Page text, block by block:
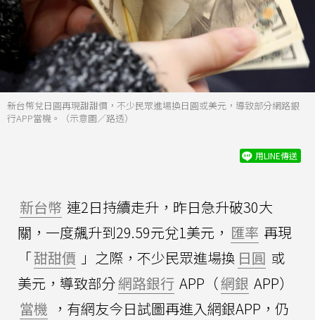
新台幣兌日圓再現甜甜價，不少民眾進場換日圓或美元，導致部分網路銀
行APP當機。（示意圖／路透）
用LINE傳送
新台幣 連2日持續走升，昨日急升破30大
關，一度飆升到29.59元兌1美元， 匯率 再現
「甜甜價 」之際，不少民眾進場換 日圓 或
美元，導致部分網路銀行 APP（網銀 APP）
當機 ，有網友今日試圖再進入網銀APP，仍